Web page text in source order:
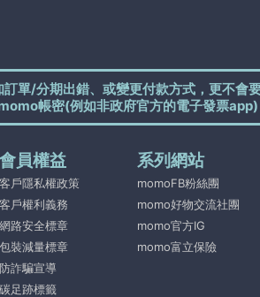
單/分期出錯、或變更付款方式，更不會
帳密(例如非政府官方的電子發票app)
會員權益
客戶隱私權政策
客戶權利義務
網路安全標章
包裝減量標章
防詐騙宣導
碳足跡標籤
系列網站
momoFB粉絲團
momo好物交流社團
momo官方IG
momo富立保險